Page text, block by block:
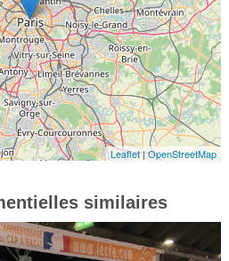
Leaflet|OpenStreetMap
similaires